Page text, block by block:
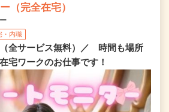
（完全在宅）
・内職
全サービス無料）／ 時間も場所
宅ワークのお仕事です！